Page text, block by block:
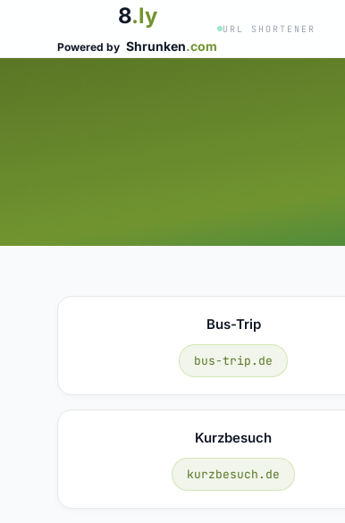
8.ly
Powered by Shrunken.com
URL SHORTENER
Bus-Trip
bus-trip.de
Kurzbesuch
kurzbesuch.de